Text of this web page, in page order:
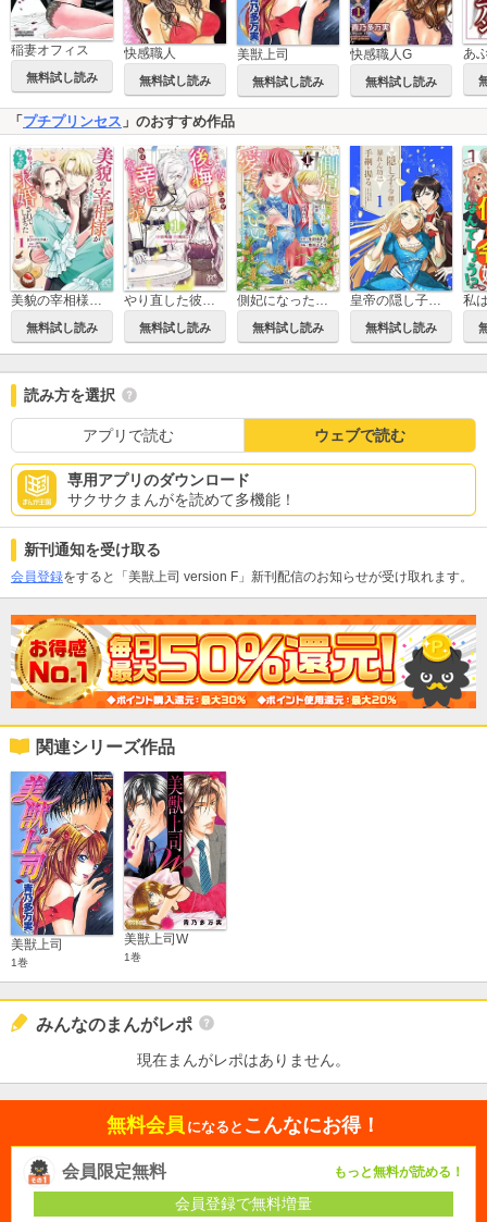
稲妻オフィス
無料試し読み
快感職人
無料試し読み
美獣上司
無料試し読み
快感職人G
無料試し読み
「 プチプリンセス 」のおすすめ作品
美貌の宰相様がまったく乗り気でなかったので、好き勝手したら、なぜか求婚されてしまった 溺愛とお菓子でお腹いっぱい
無料試し読み
やり直した彼らだけが後悔します。私は幸せになりますが。
無料試し読み
側妃になったけど、別に愛さなくていいですよ？～他力本願な妃はぐーたらライフを送りたい～
無料試し読み
皇帝の隠し子の令嬢は暴れん坊公爵令息の手綱を握る。(話売り)
無料試し読み
読み方を選択
アプリで読む ウェブで読む
専用アプリのダウンロード
サクサクまんがを読めて多機能！
新刊通知を受け取る
会員登録をすると「美獣上司 version F」新刊配信のお知らせが受け取れます。
関連シリーズ作品
美獣上司
1巻
美獣上司W
1巻
みんなのまんがレポ
現在まんがレポはありません。
無料会員 になると こんなにお得！
会員限定無料 もっと無料が読める！
会員登録で無料増量